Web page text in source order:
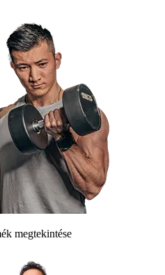
megtekintése